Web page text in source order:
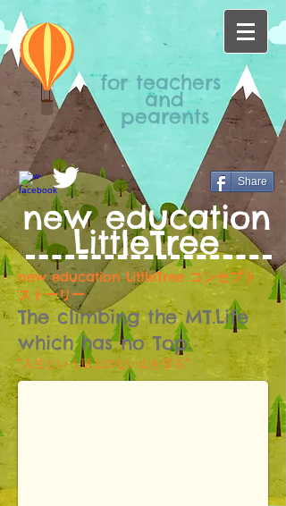
neweducation
LittleTree
for teachers
and
pearents
Share
new education LittleTree コンセプト
ストーリー
The climbing the MT.Life
which has noTop.
“人生という頂上のない山を登る”